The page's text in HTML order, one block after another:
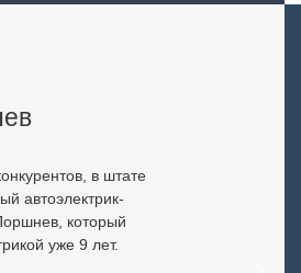
в штате
автоэлектрик-
который
уже 9 лет.